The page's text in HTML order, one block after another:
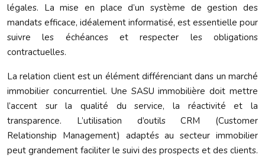
légales. La mise en place d’un système de gestion des
mandats efficace, idéalement informatisé, est essentielle pour
suivre les échéances et respecter les obligations
contractuelles.
La relation client est un élément différenciant dans un marché
immobilier concurrentiel. Une SASU immobilière doit mettre
l’accent sur la qualité du service, la réactivité et la
transparence. L’utilisation d’outils CRM (Customer
Relationship Management) adaptés au secteur immobilier
peut grandement faciliter le suivi des prospects et des clients.